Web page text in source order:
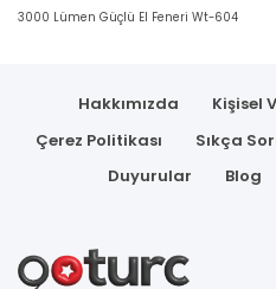
3000 Lümen Güçlü El Feneri Wt-604
Hakkımızda
Kişisel
Çerez Politikası
Sıkça
Duyurular
Blog